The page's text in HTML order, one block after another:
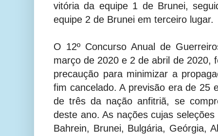
vitória da equipe 1 de Brunei,
equipe 2 de Brunei em terceiro lugar.
O 12º Concurso Anual de
março de 2020 e 2 de abril de 2020,
precaução para minimizar a
fim cancelado. A previsão era de 25
de três da nação anfitriã, se
deste ano. As nações cujas
Bahrein, Brunei, Bulgária, Geórgia,